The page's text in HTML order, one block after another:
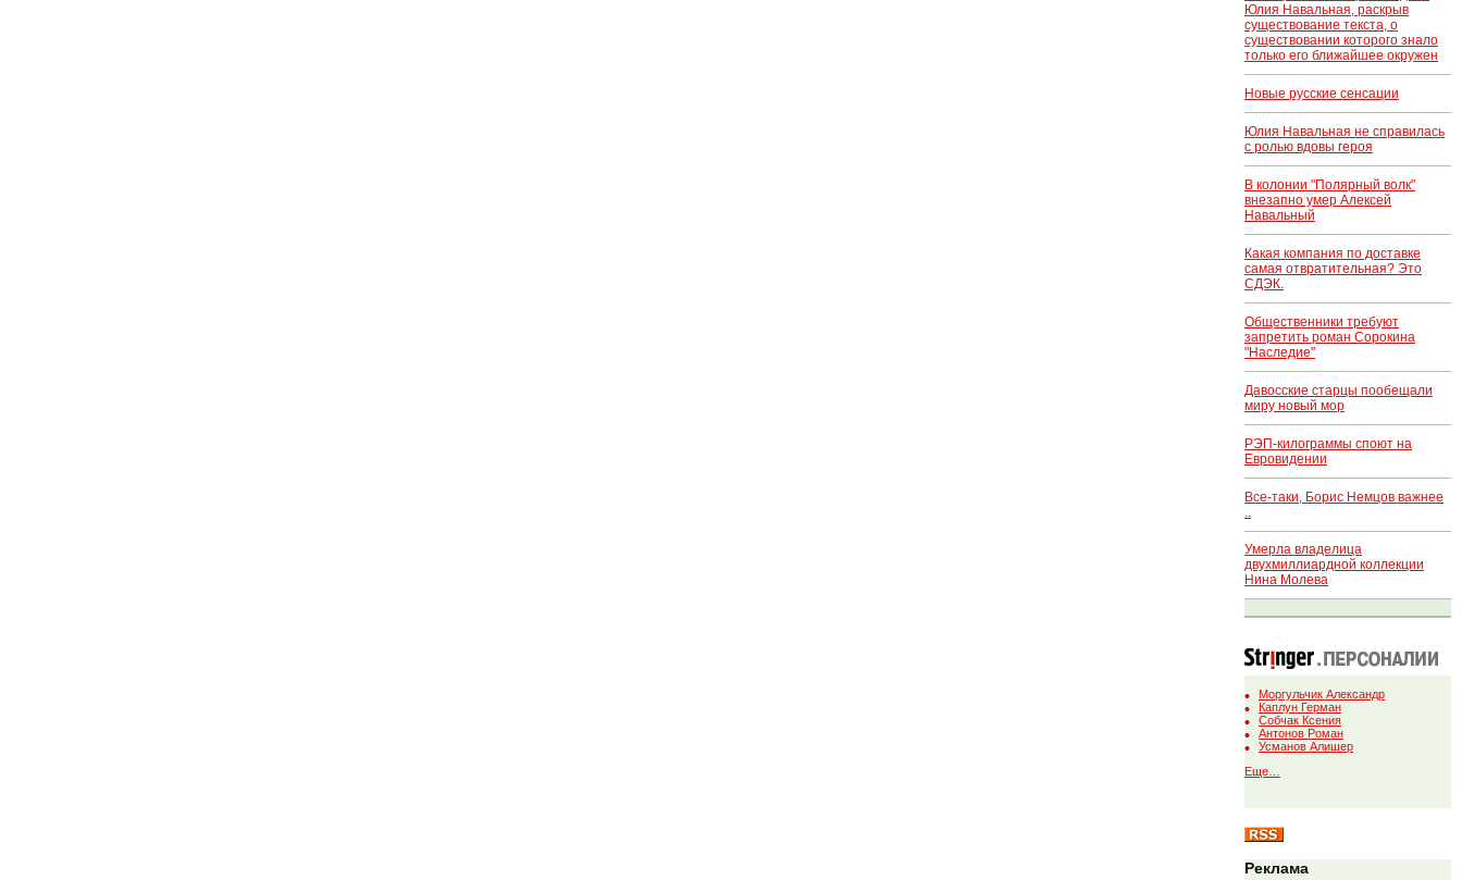
Юлия Навальная, раскрыв
существование текста, о
существовании которого знало
только его ближайшее окружен
Новые русские сенсации
Юлия Навальная не справилась
с ролью вдовы героя
В колонии "Полярный волк"
внезапно умер Алексей
Навальный
Какая компания по доставке
самая отвратительная? Это
СДЭК.
Общественники требуют
запретить роман Сорокина
"Наследие"
Давосские старцы пообещали
миру новый мор
РЭП-килограммы споют на
Евровидении
Все-таки, Борис Немцов важнее
Умерла владелица
двухмиллиардной коллекции
Нина Молева
Моргульчик Александр
Каплун Герман
Собчак Ксения
Антонов Роман
Усманов Алишер
Еще…
Реклама